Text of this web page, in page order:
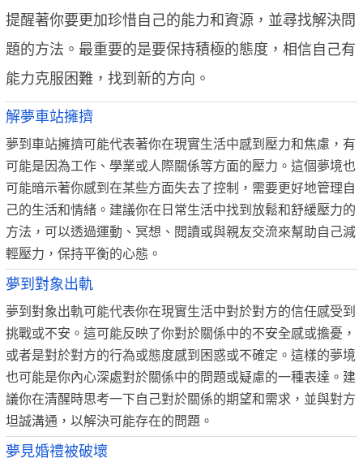
提醒著你要更加珍惜自己的能力和資源，並尋找解決問
題的方法。最重要的是要保持積極的態度，相信自己有
能力克服困難，找到新的方向。
解夢車站擁擠
夢到車站擁擠可能代表著你在現實生活中感到壓力和焦慮，有
可能是因為工作、學業或人際關係等方面的壓力。這個夢境也
可能暗示著你感到在某些方面失去了控制，需要更好地管理自
己的生活和情緒。建議你在日常生活中找到放鬆和舒緩壓力的
方法，可以透過運動、冥想、閱讀或與親友交流來幫助自己減
輕壓力，保持平衡的心態。
夢到對象出軌
夢到對象出軌可能代表你在現實生活中對於對方的信任感受到
挑戰或不安。這可能反映了你對於關係中的不安全感或擔憂，
或者是對於對方的行為或態度感到困惑或不確定。這樣的夢境
也可能是你內心深處對於關係中的問題或疑慮的一種表達。建
議你在清醒時思考一下自己對於關係的期望和需求，並與對方
坦誠溝通，以解決可能存在的問題。
夢見婚禮被破壞